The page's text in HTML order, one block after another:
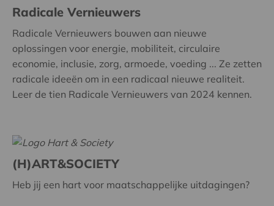
Radicale Vernieuwers
Radicale Vernieuwers bouwen aan nieuwe
oplossingen voor energie, mobiliteit, circulaire
economie, inclusie, zorg, armoede, voeding ... Ze zetten
radicale ideeën om in een radicaal nieuwe realiteit.
Leer de tien Radicale Vernieuwers van 2024 kennen.
(H)ART&SOCIETY
Heb jij een hart voor maatschappelijke uitdagingen?